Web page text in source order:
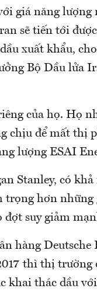
giá năng lượng
sẽ tiến tới
xuất khẩu,
Bộ Dầu lửa
của họ. Họ
chịu để mất thị
lượng ESAI
Stanley, có khả
trọng hơn những
đợt suy giảm
hàng
thì thị trường
khai thác dầu